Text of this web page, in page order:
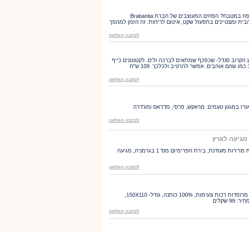
מי אמר שצריך להחביא את הפח במטבח? הפחים המעוצבים של חברת Brabantia
ומצטיינים בתפעול שקט, איטום לריחות. זה הזמן למהפך
לכתבה המלאה
הקרוב סנדל- שכפכף שמתאים לברכה ולים. לקטנטנים כייף
שהם אוהבים. אפשר להרטיב ולכלכך. 109 ש"ח
לכתבה המלאה
במגוון טעמים: מראקש, פרסי, מדראס ומג'דרה
לכתבה המלאה
בירה Pils Krombacher , בעלת מרירות מעודנת, בירת הפרימיום מס' 1 בגרמניה, מגיעה
לכתבה המלאה
שקלים
לכתבה המלאה